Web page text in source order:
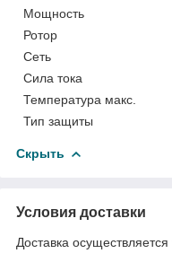
Мощность
Ротор
Сеть
Сила тока
Температура макс.
Тип защиты
Скрыть
Условия доставки
Доставка